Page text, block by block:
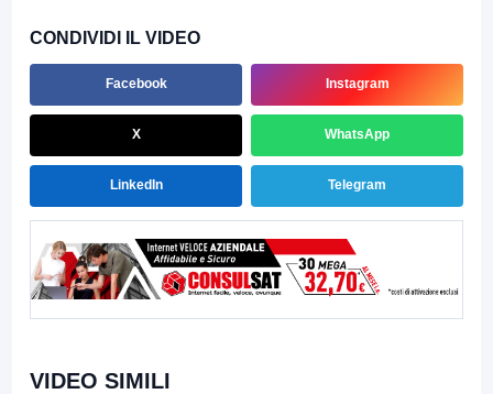
CONDIVIDI IL VIDEO
Facebook Instagram
X WhatsApp
LinkedIn Telegram
VIDEO SIMILI